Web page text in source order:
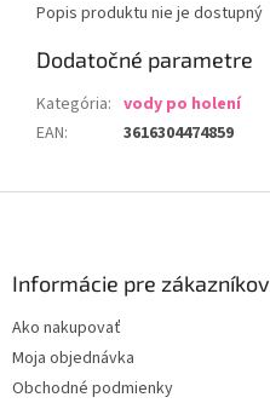
Popis produktu nie je dostupný
Dodatočné parametre
Kategória: vody po holení
EAN: 3616304474859
Informácie pre zákazníkov
Ako nakupovať
Moja objednávka
Obchodné podmienky